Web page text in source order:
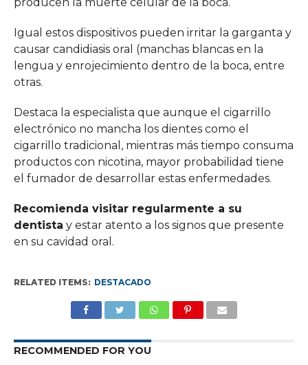
Igual estos dispositivos pueden irritar la garganta y
causar candidiasis oral (manchas blancas en la
lengua y enrojecimiento dentro de la boca, entre
otras.
Destaca la especialista que aunque el cigarrillo
electrónico no mancha los dientes como el
cigarrillo tradicional, mientras más tiempo consuma
productos con nicotina, mayor probabilidad tiene
el fumador de desarrollar estas enfermedades.
Recomienda visitar regularmente a su
dentista y estar atento a los signos que presente
en su cavidad oral.
RELATED ITEMS: DESTACADO
RECOMMENDED FOR YOU